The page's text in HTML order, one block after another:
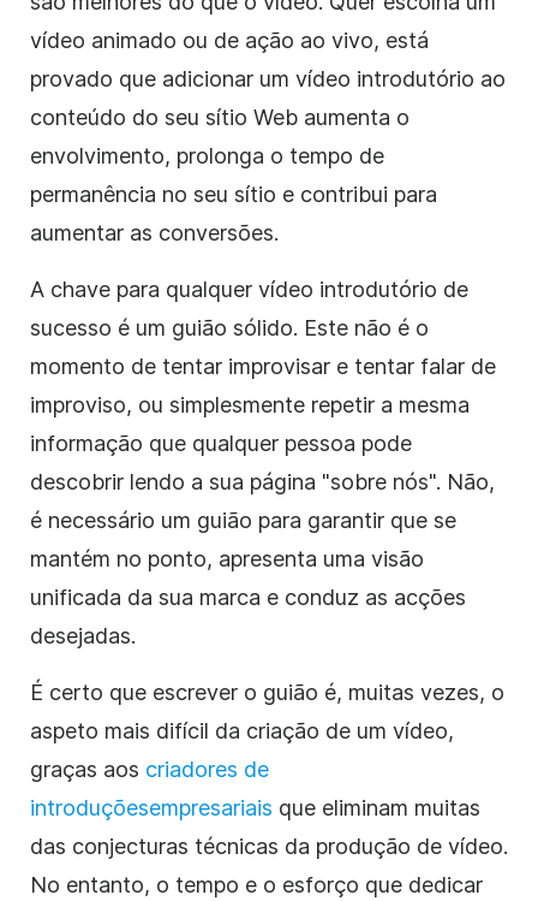
vídeo animado ou de ação ao vivo, está
provado que adicionar um vídeo introdutório ao
conteúdo do seu sítio Web aumenta o
envolvimento, prolonga o tempo de
permanência no seu sítio e contribui para
aumentar as conversões.
A chave para qualquer vídeo introdutório de
sucesso é um guião sólido. Este não é o
momento de tentar improvisar e tentar falar de
improviso, ou simplesmente repetir a mesma
informação que qualquer pessoa pode
descobrir lendo a sua página "sobre nós". Não,
é necessário um guião para garantir que se
mantém no ponto, apresenta uma visão
unificada da sua marca e conduz as acções
desejadas.
É certo que escrever o guião é, muitas vezes, o
aspeto mais difícil da criação de um vídeo,
graças aos criadores de
introduçõesempresariais que eliminam muitas
das conjecturas técnicas da produção de vídeo.
No entanto, o tempo e o esforço que dedicar